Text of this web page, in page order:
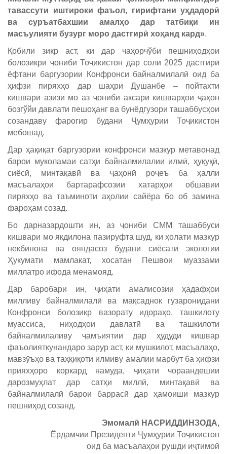
тавассути иштироки фаъол, гирифтани уҳдадорӣ
ва суръатбахшии амалҳо дар татбиқи ин
масъулияти бузург моро дастгирӣ хоҳанд кард».
Қобили зикр аст, ки дар чаҳорчўби пешниҳодҳои
болозикри ҷониби Тоҷикистон дар соли 2025 дастгирӣ
ёфтани баргузории Конфронси байналмилалӣ оид ба
ҳифзи пиряхҳо дар шаҳри Душанбе – пойтахти
кишвари азизи мо аз ҷониби аксари кишварҳои ҷаҳон
бозгўйи давлати пешоҳанг ва бунёдгузори ташаббусҳои
созандаву фарогир будани Ҷумҳурии Тоҷикистон
мебошад.
Дар ҳақиқат баргузории конфронси мазкур метавонад
барои муколамаи сатҳи байналмилалии илмӣ, ҳуқуқӣ,
сиёсӣ, минтақавӣ ва ҷаҳонӣ роҷеъ ба ҳалли
масъалаҳои бартарафсозии хатарҳои обшавии
пиряхҳо ва таъминоти аҳолии сайёра бо об замина
фароҳам созад.
Бо дарназардошти ин, аз ҷониби СММ ташаббуси
кишвари мо якдилона пазируфта шуд, ки ҳолати мазкур
некбинона ва ояндасоз будани сиёсати экологии
Ҳукумати мамлакат, хосатан Пешвои муаззами
миллатро ифода менамояд.
Дар баробари ин, ҷиҳати амалисозии ҳадафҳои
милливу байналмилалӣ ва мақсаднок гузаронидани
Конфронси болозикр вазорату идораҳо, ташкилоту
муассиса, ниҳодҳои давлатӣ ва ташкилоти
байналмилаливу ҷамъиятии дар ҳудуди кишвар
фаъолияткунандаро зарур аст, ки мушкилот, масъалаҳо,
мавзӯъҳо ва таҳқиқоти илмиву амалии марбут ба ҳифзи
прияхҳоро коркард намуда, ҷиҳати чораандешии
дарозмуҳлат дар сатҳи миллӣ, минтақавӣ ва
байналмилалӣ барои баррасӣ дар ҳамоиши мазкур
пешниҳод созанд.
Эмомалӣ НАСРИДДИНЗОДА,
Ёрдамчии Президенти Ҷумҳурии Тоҷикистон
оид ба масъалаҳои рушди иҷтимоӣ